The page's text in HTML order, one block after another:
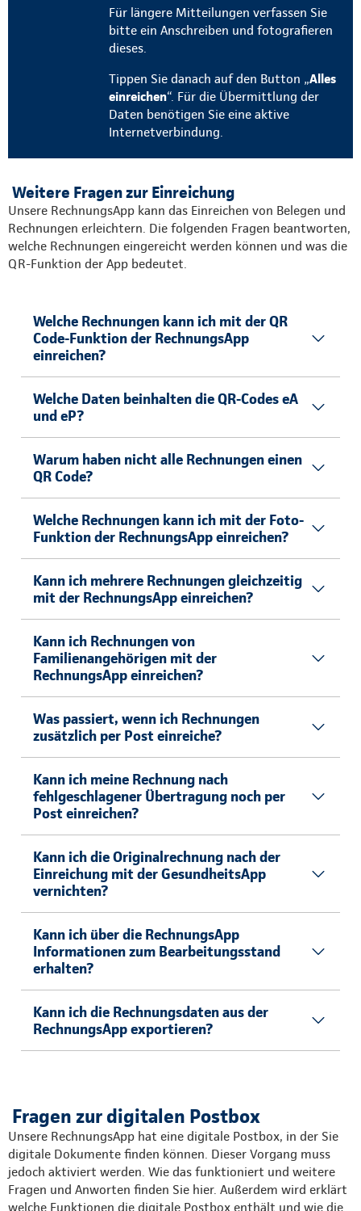
Für längere Mitteilungen verfassen Sie
bitte ein Anschreiben und fotografieren
dieses.
Tippen Sie danach auf den Button „Alles
einreichen“. Für die Übermittlung der
Daten benötigen Sie eine aktive
Internetverbindung.
Weitere Fragen zur Einreichung
Unsere RechnungsApp kann das Einreichen von Belegen und
Rechnungen erleichtern. Die folgenden Fragen beantworten,
welche Rechnungen eingereicht werden können und was die
QR-Funktion der App bedeutet.
Welche Rechnungen kann ich mit der QR
Code-Funktion der RechnungsApp
einreichen?
Welche Daten beinhalten die QR-Codes eA
und eP?
Warum haben nicht alle Rechnungen einen
QR Code?
Welche Rechnungen kann ich mit der Foto-
Funktion der RechnungsApp einreichen?
Kann ich mehrere Rechnungen gleichzeitig
mit der RechnungsApp einreichen?
Kann ich Rechnungen von
Familienangehörigen mit der
RechnungsApp einreichen?
Was passiert, wenn ich Rechnungen
zusätzlich per Post einreiche?
Kann ich meine Rechnung nach
fehlgeschlagener Übertragung noch per
Post einreichen?
Kann ich die Originalrechnung nach der
Einreichung mit der GesundheitsApp
vernichten?
Kann ich über die RechnungsApp
Informationen zum Bearbeitungsstand
erhalten?
Kann ich die Rechnungsdaten aus der
RechnungsApp exportieren?
Fragen zur digitalen Postbox
Unsere RechnungsApp hat eine digitale Postbox, in der Sie
digitale Dokumente finden können. Dieser Vorgang muss
jedoch aktiviert werden. Wie das funktioniert und weitere
Fragen und Anworten finden Sie hier. Außerdem wird erklärt
welche Funktionen die digitale Postbox enthält und wie die